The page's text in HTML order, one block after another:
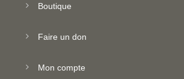
Boutique
Faire un don
Mon compte